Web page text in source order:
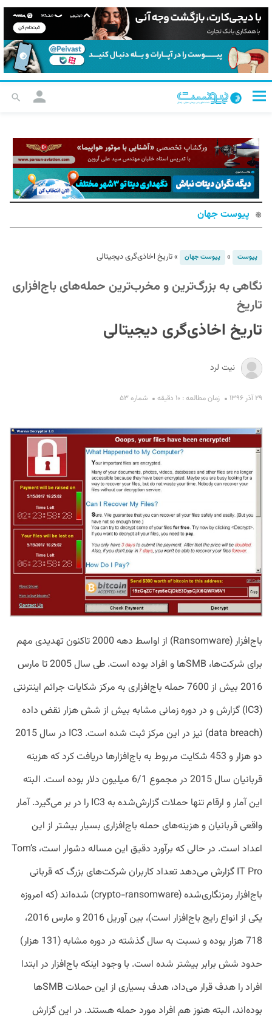
پیوست جهان
پیوست » پیوست جهان »تاریخ اخاذی‌گری دیجیتالی
نگاهی به بزرگ‌ترین و مخرب‌ترین حمله‌های باج‌افزاری
تاریخ
تاریخ اخاذی‌گری دیجیتالی
نیت لرد
۲۹ آذر ۱۳۹۶ زمان مطالعه : ۱۰ دقیقه شماره ۵۳
باج‌افزار (Ransomware) از اواسط دهه 2000 تاکنون تهدیدی مهم
برای شرکت‌ها، SMBها و افراد بوده است. طی سال 2005 تا مارس
2016 بیش از 7600 حمله باج‌افزاری به مرکز شکایات جرائم اینترنتی
(IC3) گزارش و در دوره زمانی مشابه بیش از شش هزار نقض داده‌
(data breach) نیز در این مرکز ثبت شده است. IC3 در سال 2015
دو هزار و 453 شکایت مربوط به باج‌افزارها دریافت کرد که هزینه
قربانیان سال 2015 در مجموع 6/1 میلیون دلار بوده است. البته
این آمار و ارقام تنها حملات گزارش‌شده به IC3 را در بر می‌گیرد. آمار
واقعی قربانیان و هزینه‌های حمله باج‌افزاری بسیار بیشتر از این
اعداد است. در حالی که برآورد دقیق این مساله دشوار است، Tom’s
IT Pro گزارش می‌دهد تعداد کاربران شرکت‌های بزرگ که قربانی
باج‌افزار رمزنگاری‌شده (crypto-ransomware) شده‌اند (که امروزه
یکی از انواع رایج باج‌افزار است)، بین آوریل 2016 و مارس 2016،
718 هزار بوده و نسبت به سال گذشته در دوره مشابه (131 هزار)
حدود شش برابر بیشتر شده است. با وجود اینکه باج‌افزار در ابتدا
افراد را هدف قرار می‌داد، هدف بسیاری از این حملات SMBها
بوده‌اند، البته هنوز هم افراد مورد حمله هستند. در این گزارش